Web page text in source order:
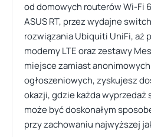
od domowych routerów Wi-Fi
ASUS RT, przez wydajne
rozwiązania Ubiquiti UniFi, aż
modemy LTE oraz zestawy
miejsce zamiast
ogłoszeniowych, zyskujesz
okazji, gdzie każda
może być doskonałym
przy zachowaniu najwyższej